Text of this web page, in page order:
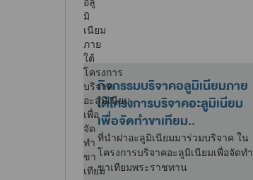
กิจกรรมบริจาคอลูมิเนียมภาย
ใต้โครงการบริจาคอะลูมิเนียม
เพื่อจัดทำขาเทียม..
ที่นำฝาอะลูมิเนียมมาร่วมบริจาค ใน
โครงการบริจาคอะลูมิเนียมเพื่อจัดทำ
ขาเทียมพระราชทาน